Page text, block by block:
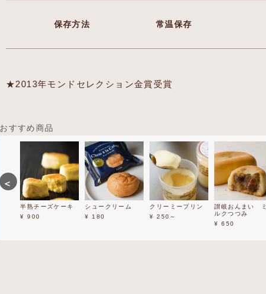
保存方法 常温保存
★2013年モンドセレクション金賞受賞
おすすめ商品
半熟チーズケーキ
¥ 900
シュークリーム
¥ 180
クリーミープリン
¥ 250～
讃岐おんまい ミ
ルクつつみ
¥ 650
＜